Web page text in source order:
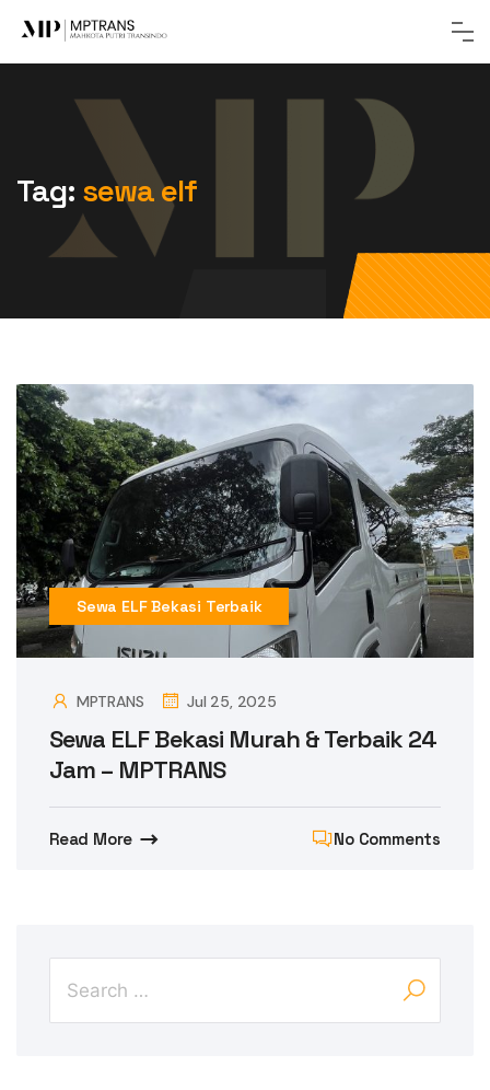
Tag: sewa elf
Sewa ELF Bekasi Terbaik
MPTRANS Jul 25, 2025
Sewa ELF Bekasi Murah & Terbaik 24
Jam – MPTRANS
Read More No Comments